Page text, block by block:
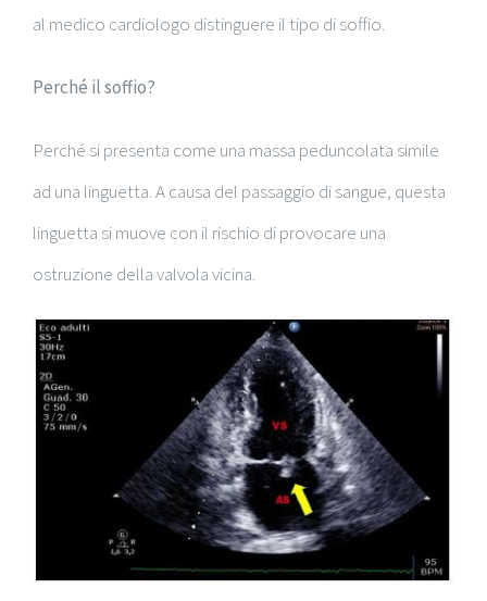
al medico cardiologo distinguere il tipo di soffio.
Perché il soffio?
Perché si presenta come una massa peduncolata simile
ad una linguetta. A causa del passaggio di sangue, questa
linguetta si muove con il rischio di provocare una
ostruzione della valvola vicina.